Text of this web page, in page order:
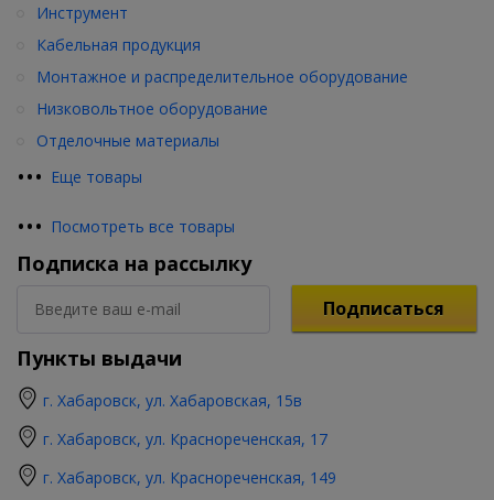
••• Еще товары
Инструмент
Кабельная продукция
Монтажное и распределительное оборудование
Низковольтное оборудование
Отделочные материалы
••• Посмотреть все товары
Подписка на рассылку
Подписаться
Пункты выдачи
г. Хабаровск, ул. Хабаровская, 15в
г. Хабаровск, ул. Краснореченская, 17
г. Хабаровск, ул. Краснореченская, 149